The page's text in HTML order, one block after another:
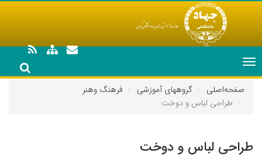
Toggle
navigation
صفحه‌اصلی
گروههای آموزشی
فرهنگ وهنر
طراحی لباس و دوخت
طراحی لباس و دوخت